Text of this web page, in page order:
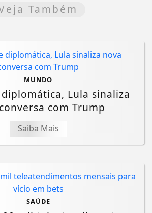
Também
MUNDO
Lula sinaliza
com Trump
Saiba Mais
SAÚDE